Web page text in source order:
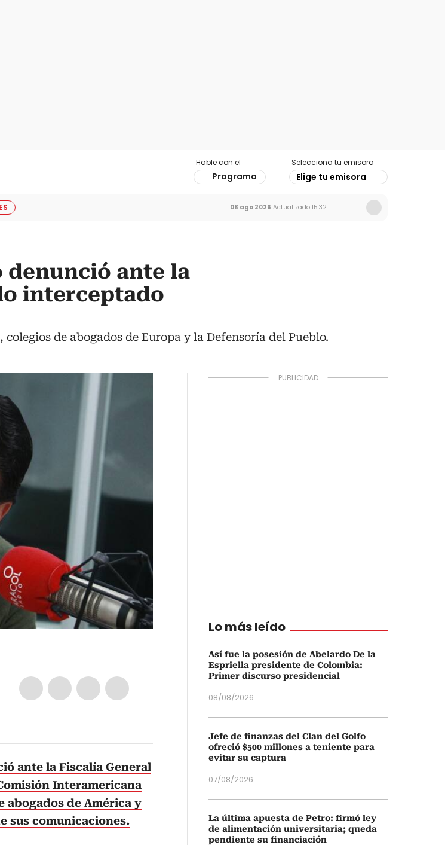
Hable con el
Programa
Selecciona tu emisora
Elige tu emisora
08 ago 2026 Actualizado 15:32
denunció ante la
interceptado
de abogados de Europa y la Defensoría del Pueblo.
ante la Fiscalía General
Interamericana
abogados de América y
sus comunicaciones.
Lo más leído
Así fue la posesión de Abelardo De la
Espriella presidente de Colombia:
Primer discurso presidencial
08/08/2026
Jefe de finanzas del Clan del Golfo
ofreció $500 millones a teniente para
evitar su captura
07/08/2026
La última apuesta de Petro: firmó ley
de alimentación universitaria; queda
pendiente su financiación